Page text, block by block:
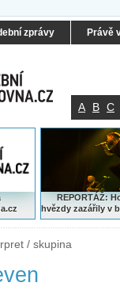
zprávy Právě
A B C
REPORTÁŽ:
hvězdy zazářily v
/ skupina